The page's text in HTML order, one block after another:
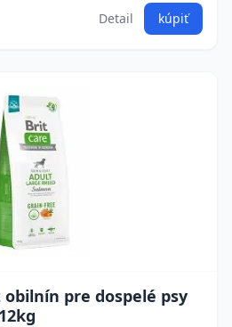
Detail kúpiť
obilnín pre dospelé psy